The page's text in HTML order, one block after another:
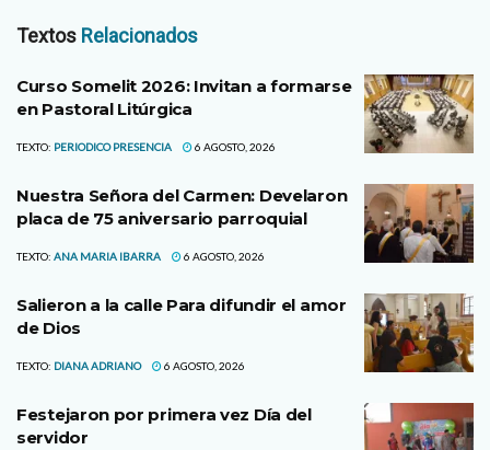
Textos Relacionados
Curso Somelit 2026: Invitan a formarse
en Pastoral Litúrgica
TEXTO: PERIODICO PRESENCIA 6 AGOSTO, 2026
Nuestra Señora del Carmen: Develaron
placa de 75 aniversario parroquial
TEXTO: ANA MARIA IBARRA 6 AGOSTO, 2026
Salieron a la calle Para difundir el amor
de Dios
TEXTO: DIANA ADRIANO 6 AGOSTO, 2026
Festejaron por primera vez Día del
servidor